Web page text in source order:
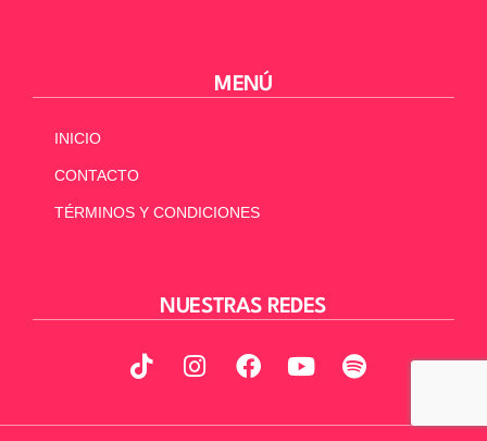
MENÚ
INICIO
CONTACTO
TÉRMINOS Y CONDICIONES
NUESTRAS REDES